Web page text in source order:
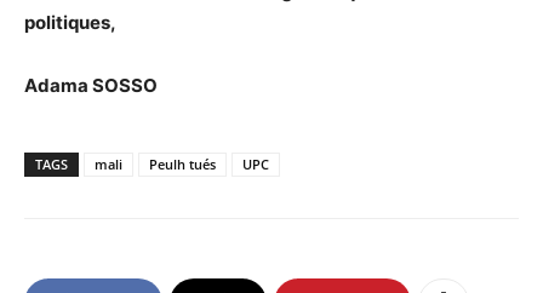
politiques,
Adama SOSSO
TAGS mali Peulh tués UPC